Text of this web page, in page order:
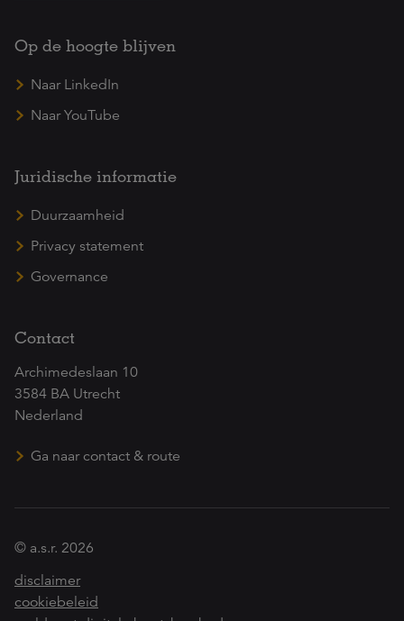
Op de hoogte blijven
Naar LinkedIn
Naar YouTube
Juridische informatie
Duurzaamheid
Privacy statement
Governance
Contact
Archimedeslaan 10
3584 BA Utrecht
Nederland
Ga naar contact & route
© a.s.r. 2026
disclaimer
cookiebeleid